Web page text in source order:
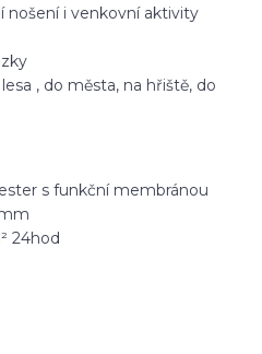
nošení i venkovní aktivity
, do města, na hřiště, do
s funkční membránou
24hod